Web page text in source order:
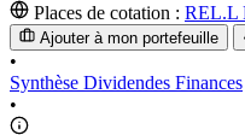
Places de cotation : REL.L
Ajouter à mon portefeuille
•
Synthèse Dividendes Finances
•